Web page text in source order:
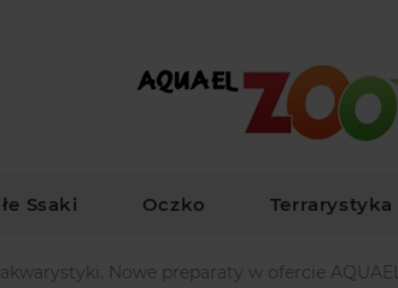
Ssaki Oczko Terrarystyka
Nowe preparaty w ofercie AQUAEL!